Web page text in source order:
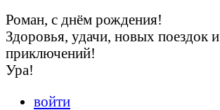
Роман, с днём рождения!
Здоровья, удачи, новых поездок и
приключений!
Ура!
войти